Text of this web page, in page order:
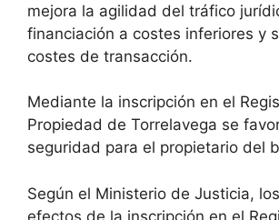
mejora la agilidad del tráfico
financiación a costes inferiores y
costes de transacción.
Mediante la inscripción en el
Propiedad de Torrelavega se
seguridad para el propietario del
Según el Ministerio de Justicia,
efectos de la inscripción en el